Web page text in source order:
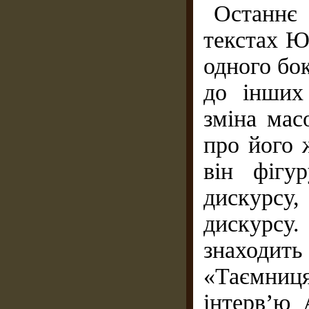
Останнє
текстах
одного
до інших
зміна
про його
він
інтерв’ю